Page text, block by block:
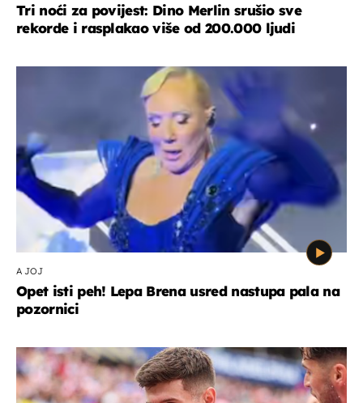
Tri noći za povijest: Dino Merlin srušio sve
rekorde i rasplakao više od 200.000 ljudi
A JOJ
Opet isti peh! Lepa Brena usred nastupa pala na
pozornici